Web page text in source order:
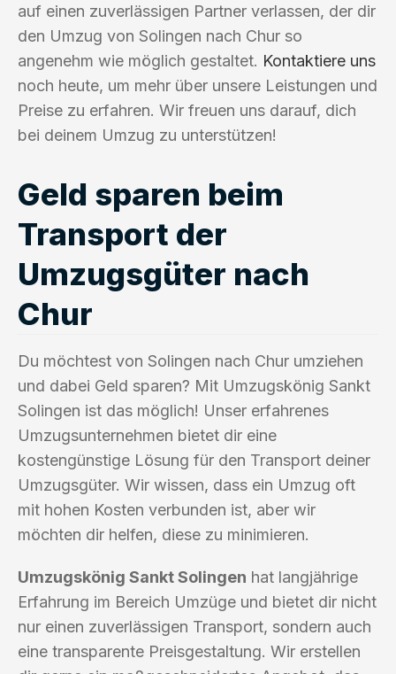
auf einen zuverlässigen Partner verlassen, der dir
den Umzug von Solingen nach Chur so
angenehm wie möglich gestaltet. Kontaktiere uns
noch heute, um mehr über unsere Leistungen und
Preise zu erfahren. Wir freuen uns darauf, dich
bei deinem Umzug zu unterstützen!
Geld sparen beim
Transport der
Umzugsgüter nach
Chur
Du möchtest von Solingen nach Chur umziehen
und dabei Geld sparen? Mit Umzugskönig Sankt
Solingen ist das möglich! Unser erfahrenes
Umzugsunternehmen bietet dir eine
kostengünstige Lösung für den Transport deiner
Umzugsgüter. Wir wissen, dass ein Umzug oft
mit hohen Kosten verbunden ist, aber wir
möchten dir helfen, diese zu minimieren.
Umzugskönig Sankt Solingen hat langjährige
Erfahrung im Bereich Umzüge und bietet dir nicht
nur einen zuverlässigen Transport, sondern auch
eine transparente Preisgestaltung. Wir erstellen